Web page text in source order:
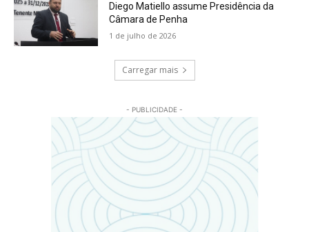
Diego Matiello assume Presidência da
Câmara de Penha
1 de julho de 2026
Carregar mais
- PUBLICIDADE -